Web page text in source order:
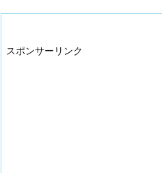
スポンサーリンク